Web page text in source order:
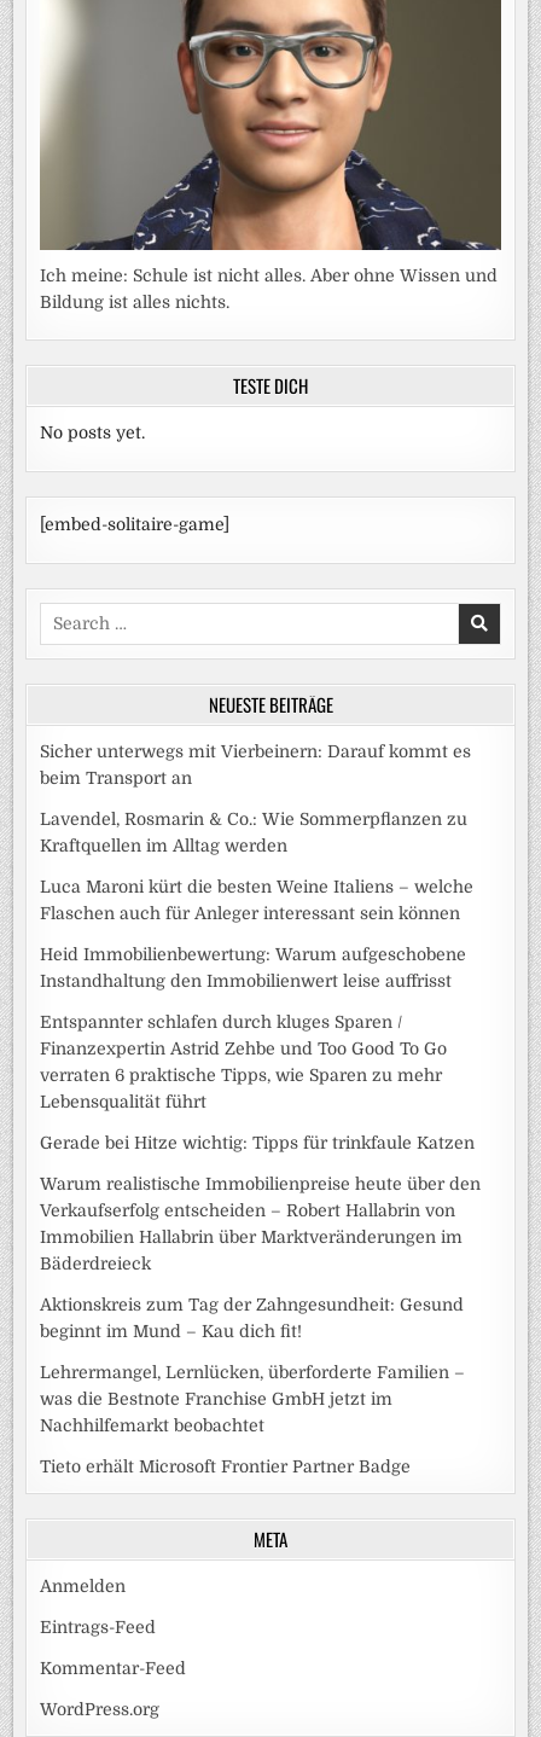
Ich meine: Schule ist nicht alles. Aber ohne Wissen und
Bildung ist alles nichts.
TESTE DICH
No posts yet.
[embed-solitaire-game]
Search
for:
NEUESTE BEITRÄGE
Sicher unterwegs mit Vierbeinern: Darauf kommt es
beim Transport an
Lavendel, Rosmarin & Co.: Wie Sommerpflanzen zu
Kraftquellen im Alltag werden
Luca Maroni kürt die besten Weine Italiens – welche
Flaschen auch für Anleger interessant sein können
Heid Immobilienbewertung: Warum aufgeschobene
Instandhaltung den Immobilienwert leise auffrisst
Entspannter schlafen durch kluges Sparen /
Finanzexpertin Astrid Zehbe und Too Good To Go
verraten 6 praktische Tipps, wie Sparen zu mehr
Lebensqualität führt
Gerade bei Hitze wichtig: Tipps für trinkfaule Katzen
Warum realistische Immobilienpreise heute über den
Verkaufserfolg entscheiden – Robert Hallabrin von
Immobilien Hallabrin über Marktveränderungen im
Bäderdreieck
Aktionskreis zum Tag der Zahngesundheit: Gesund
beginnt im Mund – Kau dich fit!
Lehrermangel, Lernlücken, überforderte Familien –
was die Bestnote Franchise GmbH jetzt im
Nachhilfemarkt beobachtet
Tieto erhält Microsoft Frontier Partner Badge
META
Anmelden
Eintrags-Feed
Kommentar-Feed
WordPress.org